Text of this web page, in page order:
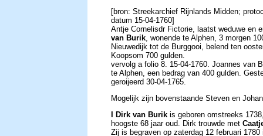
[bron: Streekarchief Rijnlands Midden;
datum 15-04-1760]
Antje Cornelisdr Fictorie, laatst weduwe en
van Burik , wonende te Alphen, 3 morgen
Nieuwedijk tot de Burggooi, belend ten
Koopsom 700 gulden.
vervolg a folio 8. 15-04-1760. Joannes van
te Alphen, een bedrag van 400 gulden.
geroijeerd 30-04-1765.
Mogelijk zijn bovenstaande Steven en
I Dirk van Burik is geboren omstreeks
hoogste 68 jaar oud. Dirk trouwde met
Zij is begraven op zaterdag 12 februari